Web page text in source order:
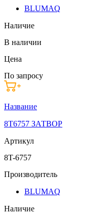
BLUMAQ
Наличие
В наличии
Цена
По запросу
Название
8T6757 ЗАТВОР
Артикул
8T-6757
Производитель
BLUMAQ
Наличие